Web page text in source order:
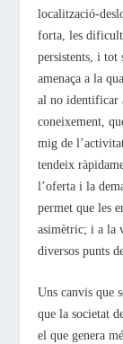
localització-
forta, les
persistents, i tot
amenaça a la
al no identificar
coneixement,
mig de
tendeix
l’oferta i la
permet que les
asimètric; i a la
diversos punts
Uns canvis que
que la societat
el que genera